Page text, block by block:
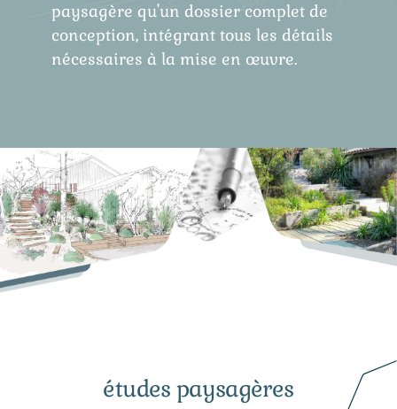
paysagère qu'un dossier complet de
conception, intégrant tous les détails
nécessaires à la mise en œuvre.
études paysagères